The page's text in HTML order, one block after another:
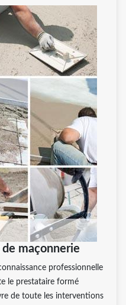
maçonnerie
professionnelle
le prestataire formé
de toute les interventions